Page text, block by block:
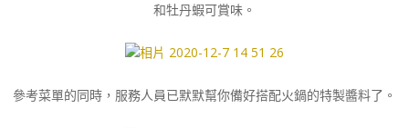
和牡丹蝦可賞味。
參考菜單的同時，服務人員已默默幫你備好搭配火鍋的特製醬料了。